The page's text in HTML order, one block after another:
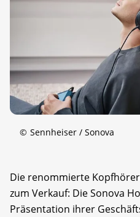
© Sennheiser / Sonova
Die renommierte
zum Verkauf: Die Sonova
Präsentation ihrer